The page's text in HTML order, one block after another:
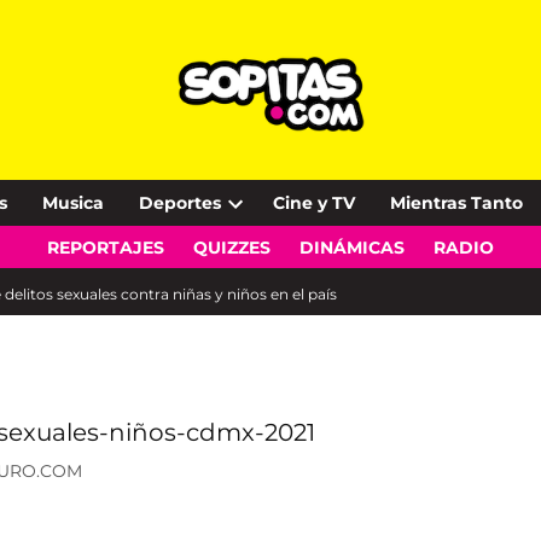
Musica Deportes
Open
dropdown
Cine y TV Mientras Tanto
REPORTAJES QUIZZES DINÁMICAS RADIO
sexuales contra niñas y niños en el país